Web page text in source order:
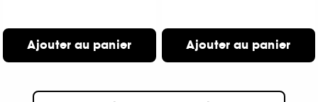
Ajouter au panier Ajouter au panier